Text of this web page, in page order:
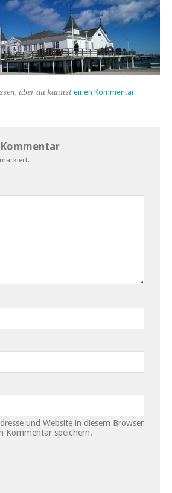
aber du kannst einen Kommentar
markiert.
und Website in diesem Browser
Kommentar speichern.